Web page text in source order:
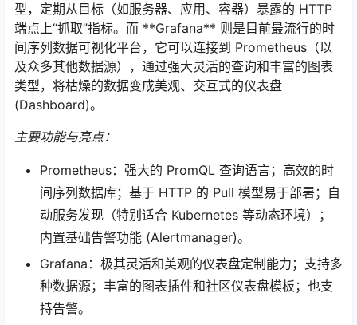
型，定期从目标（如服务器、应用、容器）暴露的 HTTP
端点上“抓取”指标。而 **Grafana** 则是目前最流行的时
间序列数据可视化平台，它可以连接到 Prometheus（以
及众多其他数据源），通过强大灵活的查询和丰富的图表
类型，将枯燥的数据变成美观、交互式的仪表盘
(Dashboard)。
主要功能与亮点：
Prometheus：强大的 PromQL 查询语言；高效的时
间序列数据库；基于 HTTP 的 Pull 模型易于部署；自
动服务发现（特别适合 Kubernetes 等动态环境）；
内置基础告警功能 (Alertmanager)。
Grafana：极其灵活和美观的仪表盘定制能力；支持多
种数据源；丰富的图表插件和社区仪表盘模板；也支
持告警。